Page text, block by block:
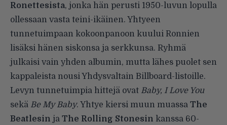
Ronettesista, jonka hän perusti 1950-luvun lopulla
ollessaan vasta teini-ikäinen. Yhtyeen
tunnetuimpaan kokoonpanoon kuului Ronnien
lisäksi hänen siskonsa ja serkkunsa. Ryhmä
julkaisi vain yhden albumin, mutta lähes puolet sen
kappaleista nousi Yhdysvaltain Billboard-listoille.
Levyn tunnetuimpia hittejä ovat Baby, I Love You
sekä Be My Baby. Yhtye kiersi muun muassa The
Beatlesin ja The Rolling Stonesin kanssa 60-